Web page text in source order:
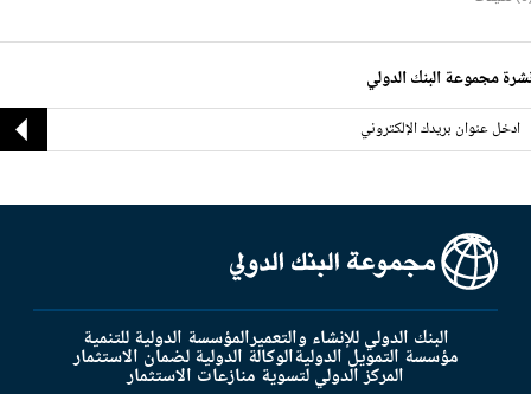
مجموعة البنك الدولي
البنك الدولي للإنشاء والتعميرالمؤسسة الدولية للتنمية
مؤسسة التمويل الدوليةالوكالة الدولية لضمان الاستثمار
المركز الدولي لتسوية منازعات الاستثمار